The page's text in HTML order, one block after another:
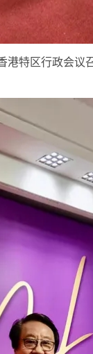
港特区行政会议